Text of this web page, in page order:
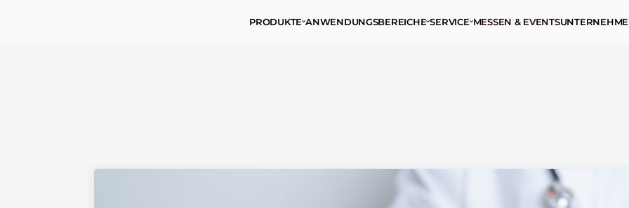
PRODUKTE ANWENDUNGSBEREICHE SERVICE MESSEN & EVENTS